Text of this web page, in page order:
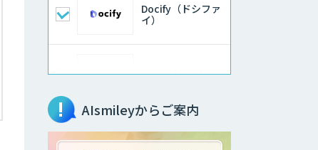
Docify（ドシファ
イ）
STORM Platform
imprai ezKotae
AIsmileyからご案内